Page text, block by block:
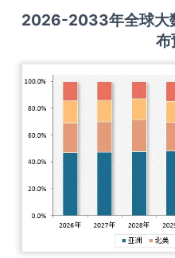
2026-2033年全球大
布